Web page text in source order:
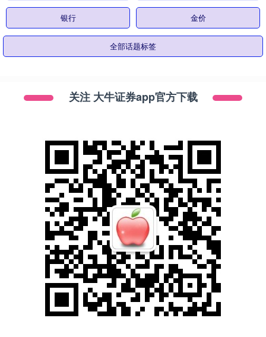
银行 金价
全部话题标签
关注 大牛证券app官方下载